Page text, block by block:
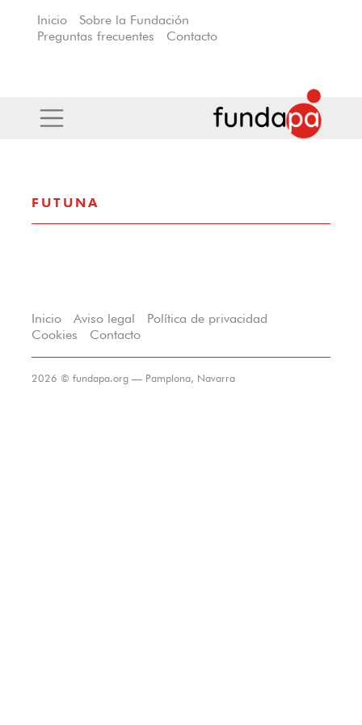
Inicio
Sobre la Fundación
Preguntas frecuentes
Contacto
FUTUNA
Inicio Aviso legal
Política de privacidad
Cookies
Contacto
2026 © fundapa.org — Pamplona, Navarra